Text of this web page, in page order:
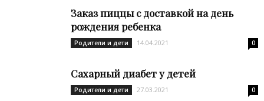
Заказ пиццы с доставкой на день
рождения ребенка
Родители и дети 14.04.2021 0
Сахарный диабет у детей
Родители и дети 27.03.2021 0